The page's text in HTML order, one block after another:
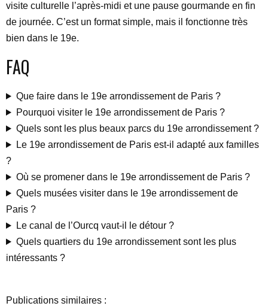
visite culturelle l’après-midi et une pause gourmande en fin
de journée. C’est un format simple, mais il fonctionne très
bien dans le 19e.
FAQ
Que faire dans le 19e arrondissement de Paris ?
Pourquoi visiter le 19e arrondissement de Paris ?
Quels sont les plus beaux parcs du 19e arrondissement ?
Le 19e arrondissement de Paris est-il adapté aux familles
?
Où se promener dans le 19e arrondissement de Paris ?
Quels musées visiter dans le 19e arrondissement de
Paris ?
Le canal de l’Ourcq vaut-il le détour ?
Quels quartiers du 19e arrondissement sont les plus
intéressants ?
Publications similaires :